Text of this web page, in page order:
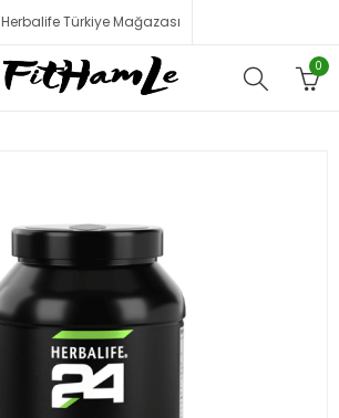
Herbalife Türkiye Mağazası
0